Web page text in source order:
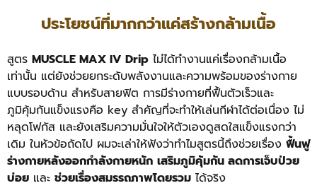
ประโยชน์ที่มากกว่าแค่สร้างกล้ามเนื้อ
สูตร MUSCLE MAX IV Drip ไม่ได้ทำงานแค่เรื่องกล้ามเนื้อ
เท่านั้น แต่ยังช่วยยกระดับพลังงานและความพร้อมของร่างกาย
แบบรอบด้าน สำหรับสายฟิต การมีร่างกายที่ฟื้นตัวเร็วและ
ภูมิคุ้มกันแข็งแรงคือ key สำคัญที่จะทำให้เล่นกีฬาได้ต่อเนื่อง ไม่
หลุดโฟกัส และยังเสริมความมั่นใจให้ตัวเองดูสดใสแข็งแรงกว่า
เดิม ในหัวข้อถัดไป ผมจะเล่าให้ฟังว่าทำไมสูตรนี้ถึงช่วยเรื่อง ฟื้นฟู
ร่างกายหลังออกกำลังกายหนัก เสริมภูมิคุ้มกัน ลดการเจ็บป่วย
บ่อย และ ช่วยเรื่องสมรรถภาพโดยรวม ได้จริง